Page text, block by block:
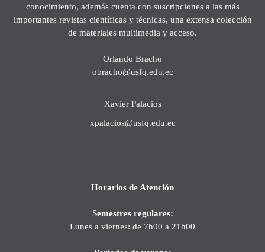
conocimiento, además cuenta con suscripciones a las más
importantes revistas científicas y técnicas, una extensa colección
de materiales multimedia y acceso.
Orlando Bracho
obracho@usfq.edu.ec
Xavier Palacios
xpalacios@usfq.edu.ec
Horarios de Atención
Semestres regulares:
Lunes a viernes: de 7h00 a 21h00